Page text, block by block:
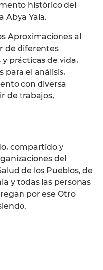
histórico del
Abya Yala.
Aproximaciones al
de diferentes
prácticas de vida,
para el análisis,
con diversa
de trabajos,
compartido y
del
de los Pueblos, de
y todas las personas
por ese Otro